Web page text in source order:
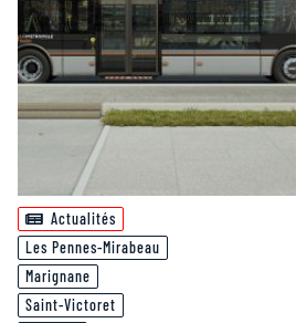
Actualités
Les Pennes-Mirabeau
Marignane
Saint-Victoret